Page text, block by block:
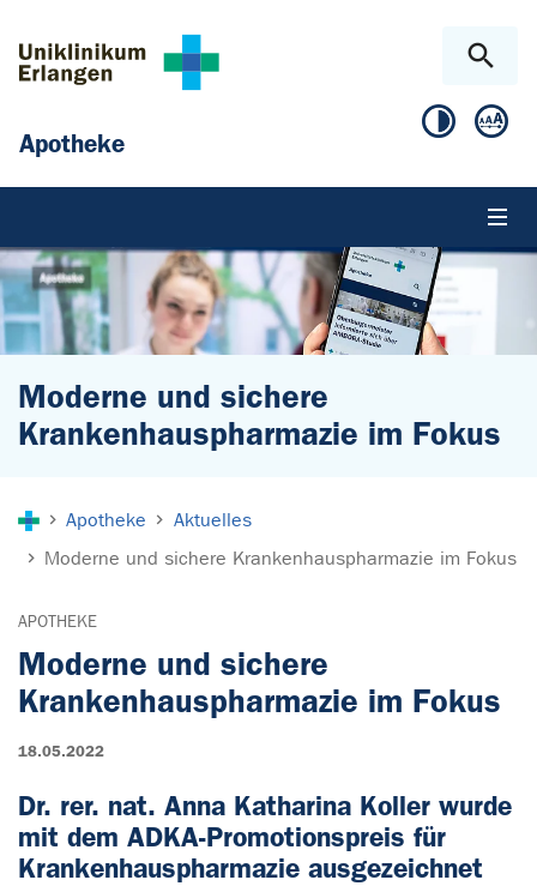
Apotheke
Moderne und sichere
Krankenhauspharmazie im Fokus
Apotheke
Aktuelles
Moderne und sichere Krankenhauspharmazie im Fokus
APOTHEKE
Moderne und sichere
Krankenhauspharmazie im Fokus
18.05.2022
Dr. rer. nat. Anna Katharina Koller wurde
mit dem ADKA-Promotionspreis für
Krankenhauspharmazie ausgezeichnet